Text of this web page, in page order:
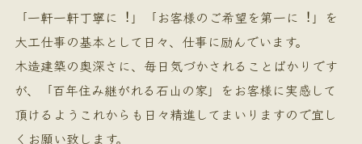
「一軒一軒丁寧に︕」「お客様のご希望を第一に︕」を
大工仕事の基本として日々、仕事に励んでいます。
木造建築の奥深さに、毎日気づかされることばかりです
が、「百年住み継がれる石山の家」をお客様に実感して
頂けるようこれからも日々精進してまいりますので宜し
くお願い致します。